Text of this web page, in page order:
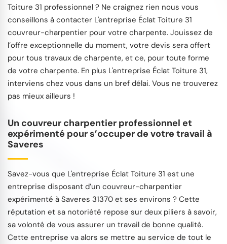
Toiture 31 professionnel ? Ne craignez rien nous vous
conseillons à contacter L'entreprise Éclat Toiture 31
couvreur-charpentier pour votre charpente. Jouissez de
l’offre exceptionnelle du moment, votre devis sera offert
pour tous travaux de charpente, et ce, pour toute forme
de votre charpente. En plus L'entreprise Éclat Toiture 31,
interviens chez vous dans un bref délai. Vous ne trouverez
pas mieux ailleurs !
Un couvreur charpentier professionnel et
expérimenté pour s’occuper de votre travail à
Saveres
Savez-vous que L'entreprise Éclat Toiture 31 est une
entreprise disposant d’un couvreur-charpentier
expérimenté à Saveres 31370 et ses environs ? Cette
réputation et sa notoriété repose sur deux piliers à savoir,
sa volonté de vous assurer un travail de bonne qualité.
Cette entreprise va alors se mettre au service de tout le